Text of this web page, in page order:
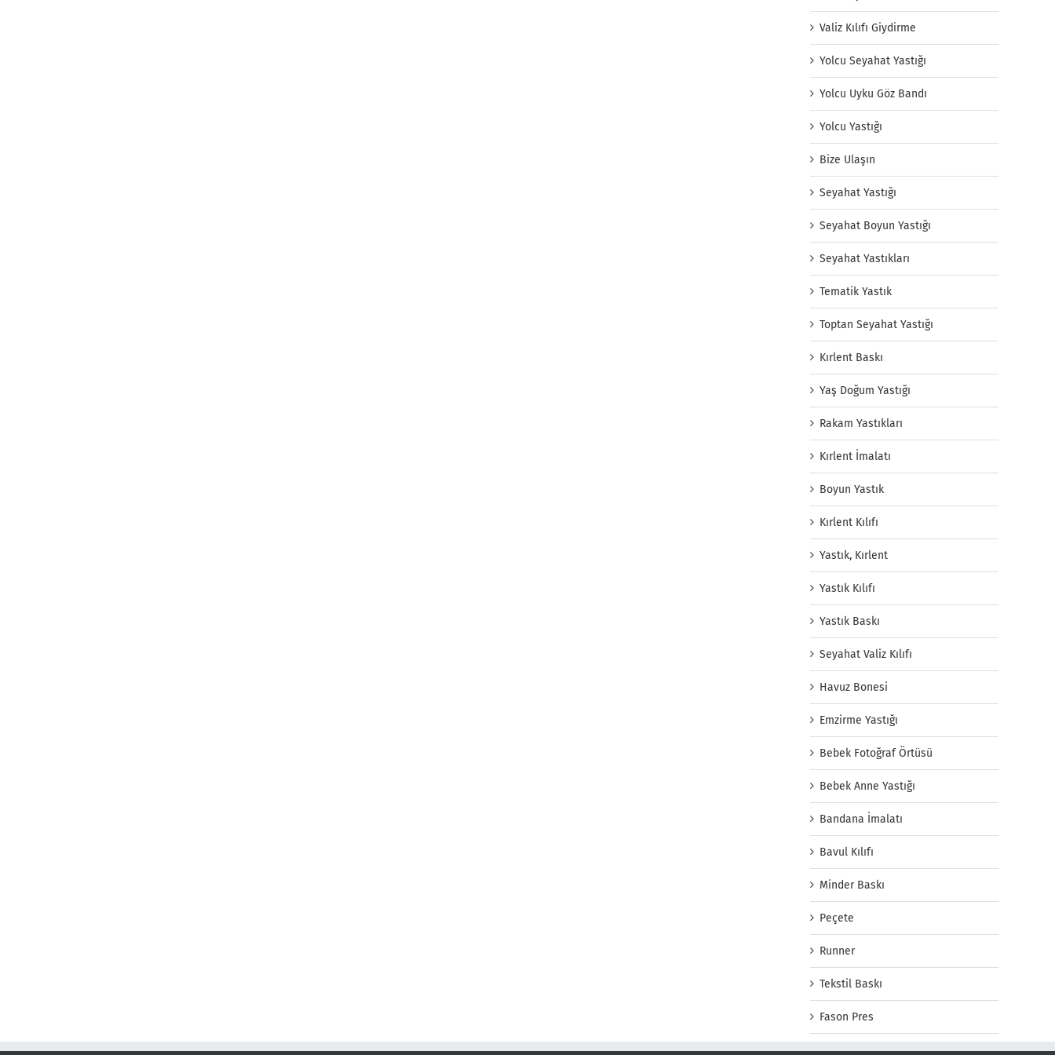
Valiz Kılıfı Giydirme
Yolcu Seyahat Yastığı
Yolcu Uyku Göz Bandı
Yolcu Yastığı
Bize Ulaşın
Seyahat Yastığı
Seyahat Boyun Yastığı
Seyahat Yastıkları
Tematik Yastık
Toptan Seyahat Yastığı
Kırlent Baskı
Yaş Doğum Yastığı
Rakam Yastıkları
Kırlent İmalatı
Boyun Yastık
Kırlent Kılıfı
Yastık, Kırlent
Yastık Kılıfı
Yastık Baskı
Seyahat Valiz Kılıfı
Havuz Bonesi
Emzirme Yastığı
Bebek Fotoğraf Örtüsü
Bebek Anne Yastığı
Bandana İmalatı
Bavul Kılıfı
Minder Baskı
Peçete
Runner
Tekstil Baskı
Fason Pres